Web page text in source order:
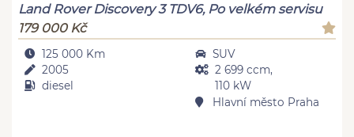
Land Rover Discovery 3 TDV6, Po velkém servisu
179 000 Kč
125 000 Km
2005
diesel
SUV
2 699 ccm,
110 kW
Hlavní město Praha